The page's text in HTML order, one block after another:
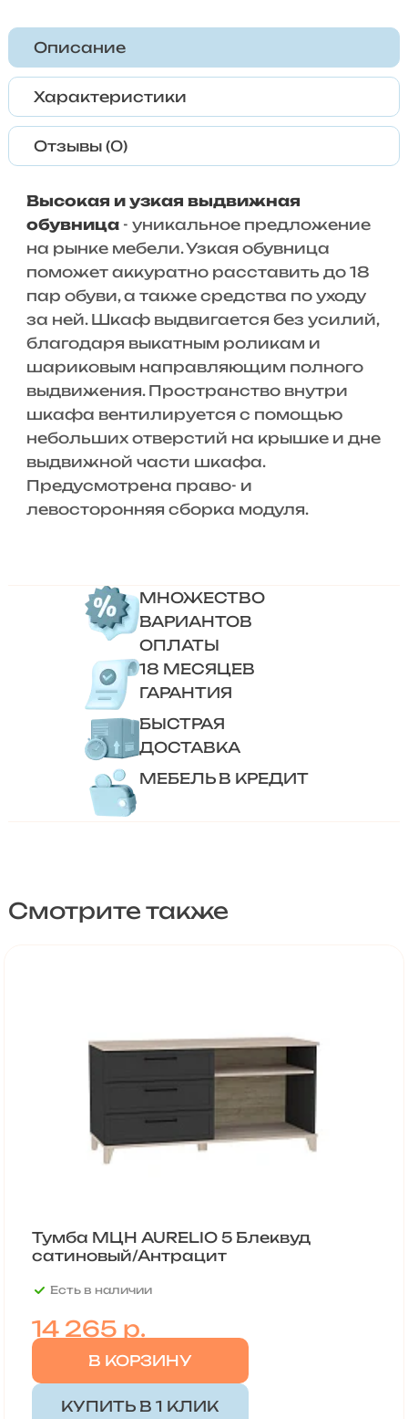
Описание
Характеристики
Отзывы (0)
Высокая и узкая выдвижная
обувница- уникальное предложение
на рынке мебели. Узкая обувница
поможет аккуратно расставить до 18
пар обуви, а также средства по уходу
за ней. Шкаф выдвигается без усилий,
благодаря выкатным роликам и
шариковым направляющим полного
выдвижения. Пространство внутри
шкафа вентилируется с помощью
небольших отверстий на крышке и дне
выдвижной части шкафа.
Предусмотрена право- и
левосторонняя сборка модуля.
МНОЖЕСТВО
ВАРИАНТОВ
ОПЛАТЫ
18 МЕСЯЦЕВ
ГАРАНТИЯ
БЫСТРАЯ
ДОСТАВКА
МЕБЕЛЬ В КРЕДИТ
Смотрите также
Тумба МЦН AURELIO 5 Блеквуд
сатиновый/Антрацит
Есть в наличии
14 265 р.
В КОРЗИНУ
КУПИТЬ В 1 КЛИК